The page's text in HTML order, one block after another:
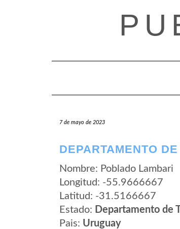
7 de mayo de 2023
DEPARTAMENTO
Nombre: Poblado Lambari
Longitud: -55.9666667
Latitud: -31.5166667
Estado: Departamento de
Pais: Uruguay